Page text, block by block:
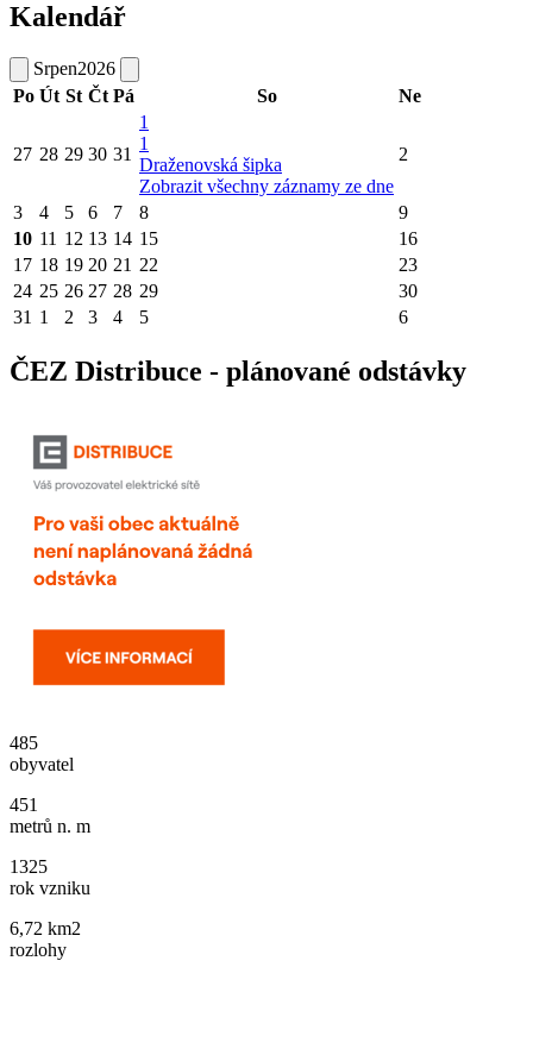
Kalendář
Srpen2026
Po Út St Čt Pá So Ne
27 28 29 30 31
1
1
Draženovská šipka
Zobrazit všechny záznamy ze dne
2
3 4 5 6 7 8
9
10 11 12 13 14 15
16
17 18 19 20 21 22
23
24 25 26 27 28 29
30
31 1 2 3 4 5 6
ČEZ Distribuce - plánované odstávky
485
obyvatel
451
metrů n. m
1325
rok vzniku
6,72 km2
rozlohy